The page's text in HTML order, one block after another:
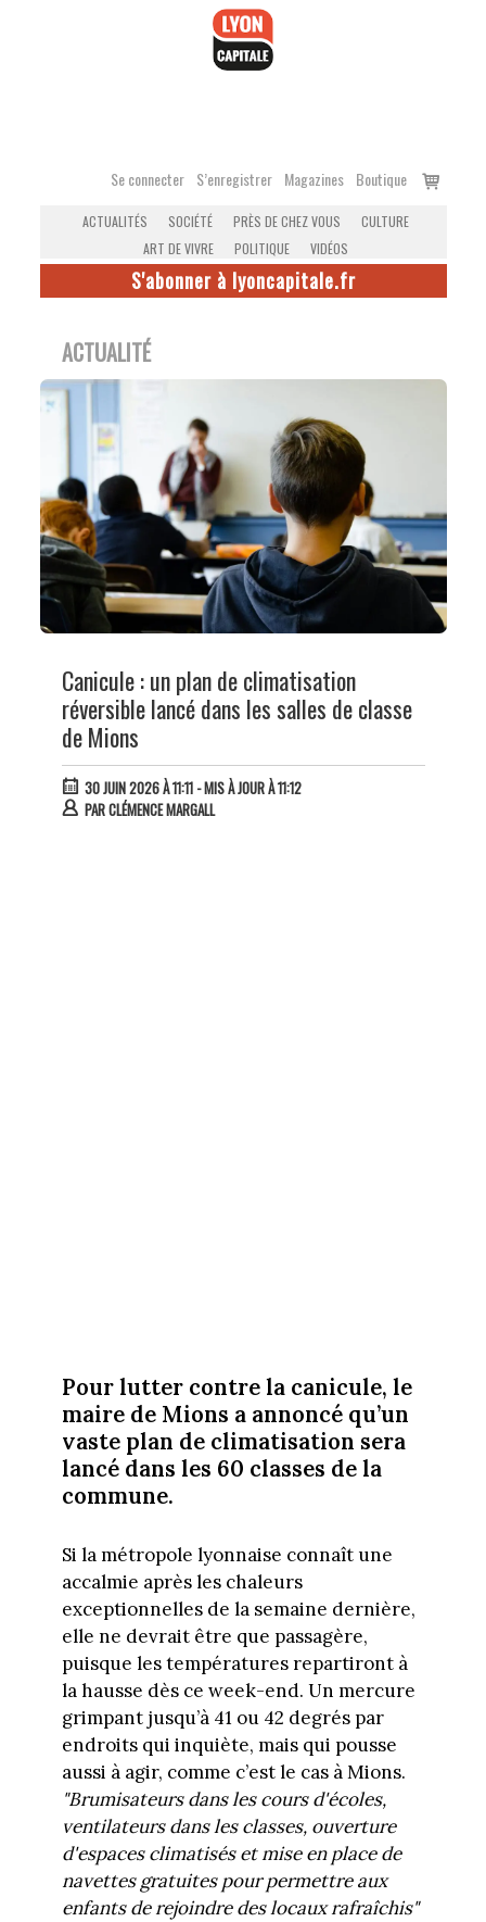
Se connecter S’enregistrer Magazines Boutique
Voir
ACTUALITÉS SOCIÉTÉ PRÈS DE CHEZ VOUS
CULTURE
ART DE VIVRE
POLITIQUE VIDÉOS
S'abonner à lyoncapitale.fr
ACTUALITÉ
Canicule : un plan de climatisation
réversible lancé dans les salles de classe
de Mions
30 JUIN 2026 À 11:11- MIS À JOUR À 11:12
PARCLÉMENCE MARGALL
Pour lutter contre la canicule, le
maire de Mions a annoncé qu’un
vaste plan de climatisation sera
lancé dans les 60 classes de la
commune.
Si la métropole lyonnaise connaît une
accalmie après les chaleurs
exceptionnelles de la semaine dernière,
elle ne devrait être que passagère,
puisque les températures repartiront à
la hausse dès ce week-end. Un mercure
grimpant jusqu’à 41 ou 42 degrés par
endroits qui inquiète, mais qui pousse
aussi à agir, comme c’est le cas à Mions.
"Brumisateurs dans les cours d'écoles,
ventilateurs dans les classes, ouverture
d'espaces climatisés et mise en place de
navettes gratuites pour permettre aux
enfants de rejoindre des locaux rafraîchis"